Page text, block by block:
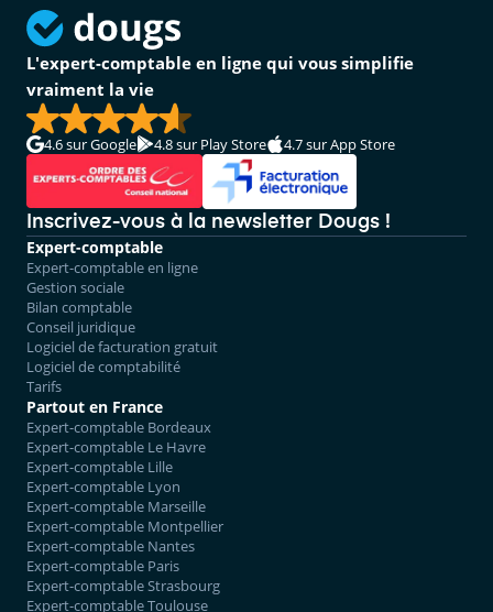
L'expert-comptable en ligne qui vous simplifie
vraiment la vie
4.6sur Google 4.8sur Play Store 4.7sur App Store
Inscrivez-vous à la newsletter Dougs !
Expert-comptable
Expert-comptable en ligne
Gestion sociale
Bilan comptable
Conseil juridique
Logiciel de facturation gratuit
Logiciel de comptabilité
Tarifs
Partout en France
Expert-comptable Bordeaux
Expert-comptable Le Havre
Expert-comptable Lille
Expert-comptable Lyon
Expert-comptable Marseille
Expert-comptable Montpellier
Expert-comptable Nantes
Expert-comptable Paris
Expert-comptable Strasbourg
Expert-comptable Toulouse